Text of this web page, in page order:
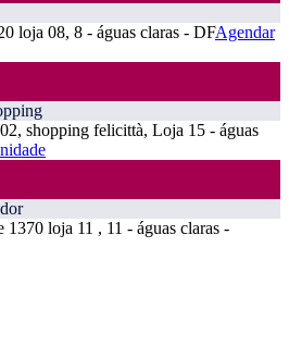
loja 08, 8 - águas claras - DFAgendar
shopping felicittà, Loja 15 - águas
1370 loja 11 , 11 - águas claras -